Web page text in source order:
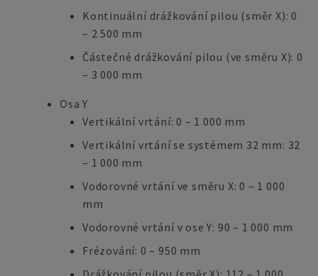
Kontinuální drážkování pilou (směr X): 0
– 2 500 mm
Částečné drážkování pilou (ve směru X): 0
– 3 000 mm
Osa Y
Vertikální vrtání: 0 – 1 000 mm
Vertikální vrtání se systémem 32 mm: 32
– 1 000 mm
Vodorovné vrtání ve směru X: 0 – 1 000
mm
Vodorovné vrtání v ose Y: 90 – 1 000 mm
Frézování: 0 – 950 mm